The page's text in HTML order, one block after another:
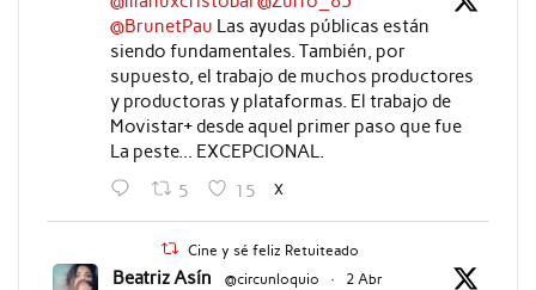
@BrunetPau Las ayudas públicas están
siendo fundamentales. También, por
supuesto, el trabajo de muchos productores
y productoras y plataformas. El trabajo de
Movistar+ desde aquel primer paso que fue
La peste... EXCEPCIONAL.
5 15 X
Cine y sé feliz Retuiteado
Beatriz Asín @circunloquio · 2 Abr